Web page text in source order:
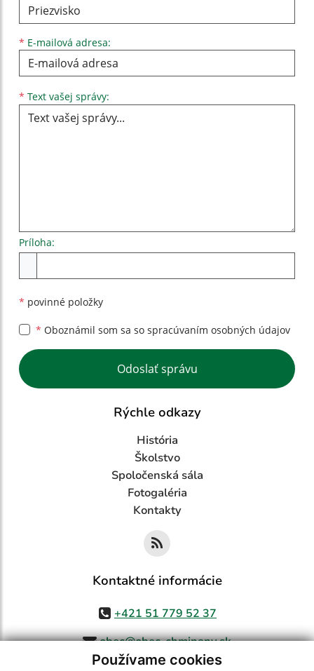
Používame cookies
* E-mailová adresa:
* Text vašej správy:
Príloha:
* povinné položky
* Oboznámil som sa so spracúvaním osobných údajov
Google reCaptcha Response
Odoslať správu
Rýchle odkazy
História
Školstvo
Spoločenská sála
Fotogaléria
Kontakty
Kontaktné informácie
+421 51 779 52 37
obec@obec-chminany.sk